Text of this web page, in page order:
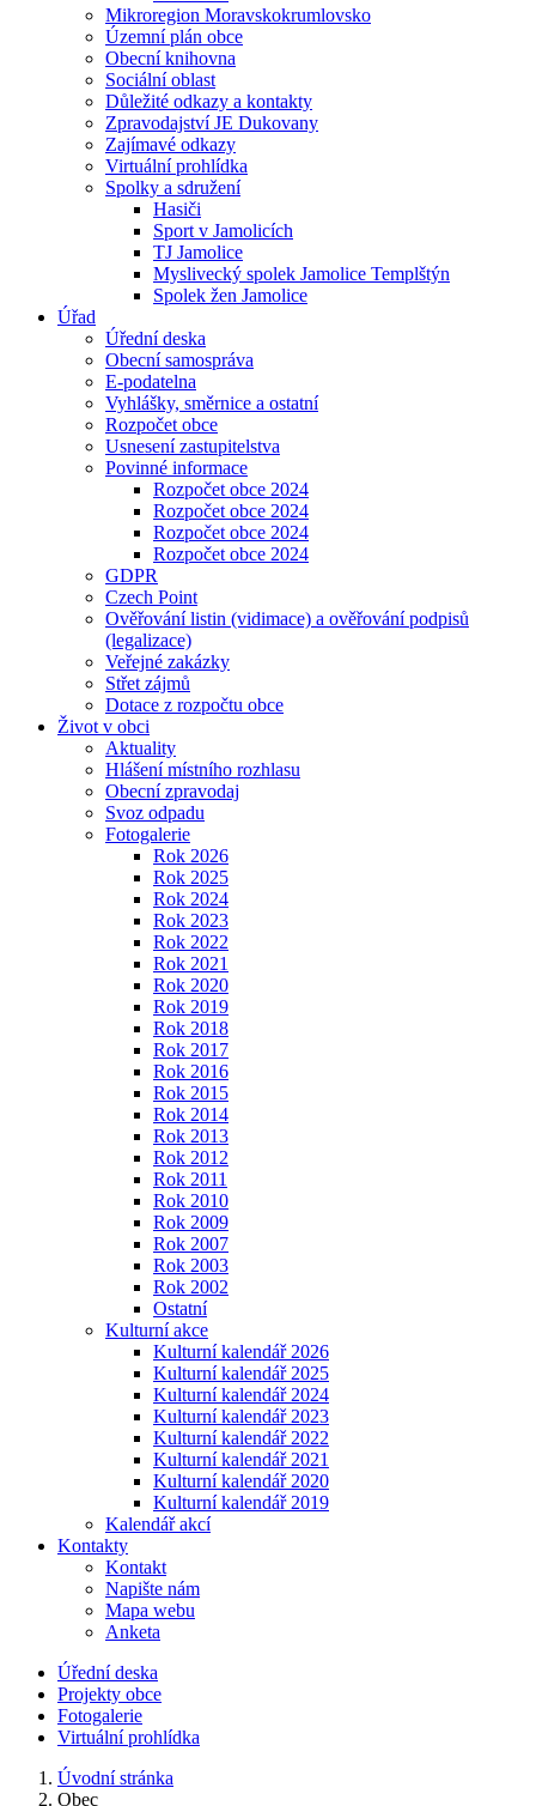
Mikroregion Moravskokrumlovsko
Územní plán obce
Obecní knihovna
Sociální oblast
Důležité odkazy a kontakty
Zpravodajství JE Dukovany
Zajímavé odkazy
Virtuální prohlídka
Spolky a sdružení
Hasiči
Sport v Jamolicích
TJ Jamolice
Myslivecký spolek Jamolice Templštýn
Spolek žen Jamolice
Úřad
Úřední deska
Obecní samospráva
E-podatelna
Vyhlášky, směrnice a ostatní
Rozpočet obce
Usnesení zastupitelstva
Povinné informace
Rozpočet obce 2024
Rozpočet obce 2024
Rozpočet obce 2024
Rozpočet obce 2024
GDPR
Czech Point
Ověřování listin (vidimace) a ověřování podpisů
(legalizace)
Veřejné zakázky
Střet zájmů
Dotace z rozpočtu obce
Život v obci
Aktuality
Hlášení místního rozhlasu
Obecní zpravodaj
Svoz odpadu
Fotogalerie
Rok 2026
Rok 2025
Rok 2024
Rok 2023
Rok 2022
Rok 2021
Rok 2020
Rok 2019
Rok 2018
Rok 2017
Rok 2016
Rok 2015
Rok 2014
Rok 2013
Rok 2012
Rok 2011
Rok 2010
Rok 2009
Rok 2007
Rok 2003
Rok 2002
Ostatní
Kulturní akce
Kulturní kalendář 2026
Kulturní kalendář 2025
Kulturní kalendář 2024
Kulturní kalendář 2023
Kulturní kalendář 2022
Kulturní kalendář 2021
Kulturní kalendář 2020
Kulturní kalendář 2019
Kalendář akcí
Kontakty
Kontakt
Napište nám
Mapa webu
Anketa
Úřední deska
Projekty obce
Fotogalerie
Virtuální prohlídka
Úvodní stránka
Obec